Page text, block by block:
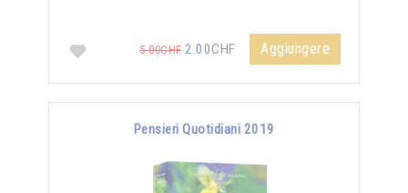
5.00CHF2.00CHF Aggiungere
Pensieri Quotidiani 2019